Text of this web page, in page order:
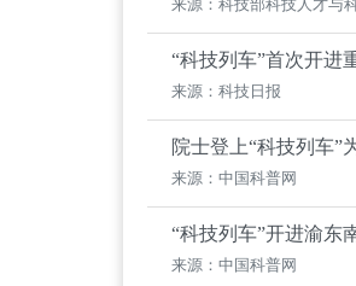
来源：科技部科技人才与
“科技列车”首次开进
来源：科技日报
院士登上“科技列车”
来源：中国科普网
“科技列车”开进渝东
来源：中国科普网